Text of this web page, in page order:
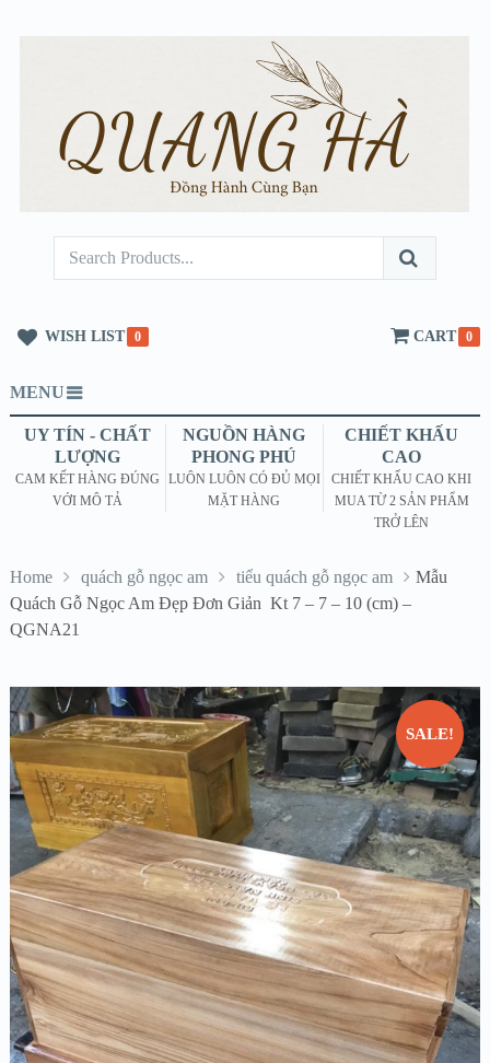
WISH LIST 0 CART 0
MENU
UY TÍN - CHẤT
LƯỢNG
CAM KẾT HÀNG ĐÚNG
VỚI MÔ TẢ
NGUỒN HÀNG
PHONG PHÚ
LUÔN LUÔN CÓ ĐỦ MỌI
MẶT HÀNG
CHIẾT KHẤU
CAO
CHIẾT KHẤU CAO KHI
MUA TỪ 2 SẢN PHẨM
TRỞ LÊN
Home quách gỗ ngọc am tiểu quách gỗ ngọc am
Mẫu
Quách Gỗ Ngọc Am Đẹp Đơn Giản Kt 7 – 7 – 10 (cm) –
QGNA21
SALE!